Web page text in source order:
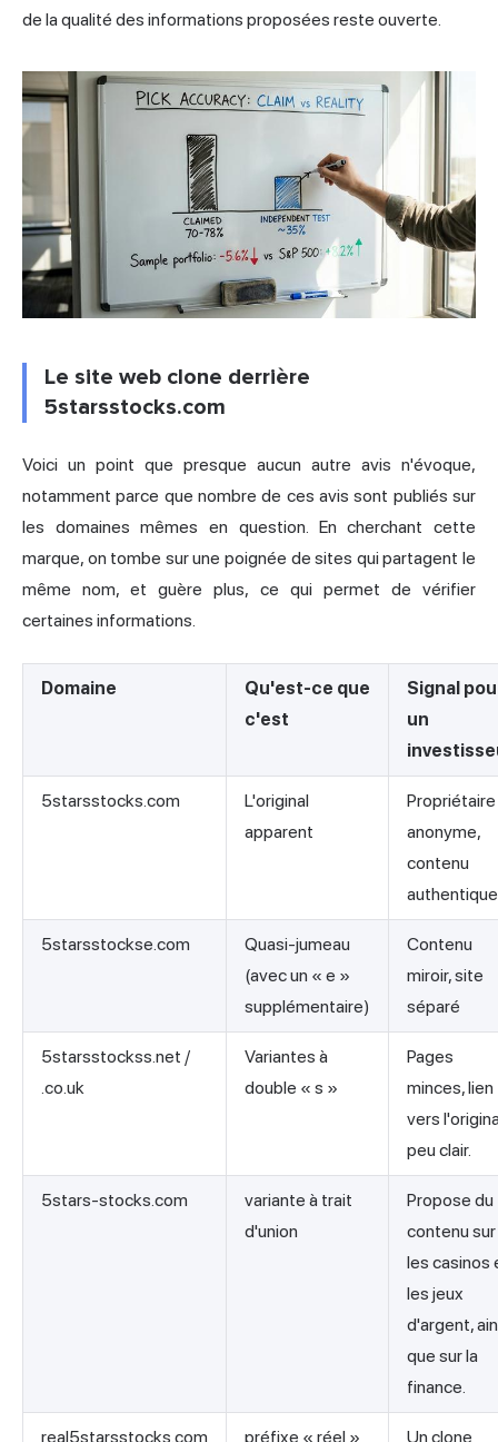
de la qualité des informations proposées reste ouverte.
Le site web clone derrière
5starsstocks.com
Voici un point que presque aucun autre avis n'évoque,
notamment parce que nombre de ces avis sont publiés sur
les domaines mêmes en question. En cherchant cette
marque, on tombe sur une poignée de sites qui partagent le
même nom, et guère plus, ce qui permet de vérifier
certaines informations.
Domaine
Qu'est-ce que
c'est
Signal
un
5starsstocks.com
L'original
apparent
Propriétaire
anonyme,
contenu
authentique
5starsstockse.com
Quasi-jumeau
(avec un « e »
supplémentaire)
Contenu
miroir, site
séparé
5starsstockss.net /
.co.uk
Variantes à
double « s »
Pages
minces, lien
vers
peu clair.
5stars-stocks.com
variante à trait
d'union
Propose du
contenu sur
les casinos
les jeux
d'argent,
que sur la
finance.
real5starsstocks.com préfixe « réel » Un clone